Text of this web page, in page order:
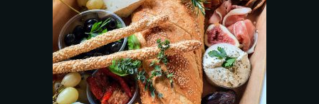
TOEVOEGEN AAN WINKELWAGEN